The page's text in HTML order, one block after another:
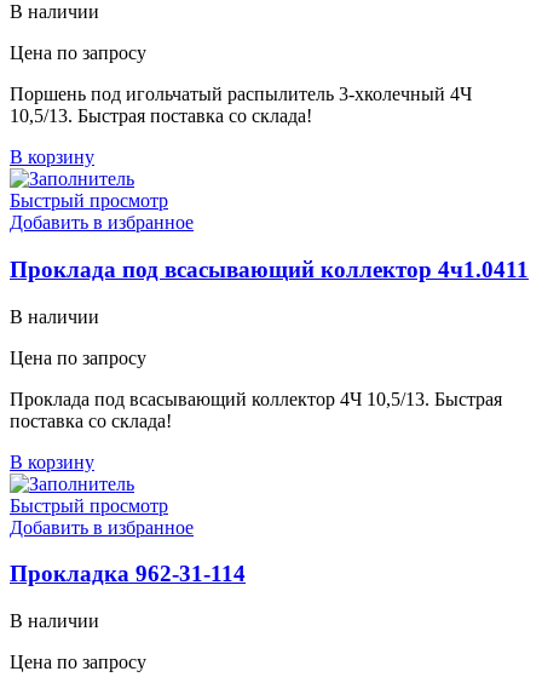
В наличии
Цена по запросу
Поршень под игольчатый распылитель 3-хколечный 4Ч
10,5/13. Быстрая поставка со склада!
В корзину
Быстрый просмотр
Добавить в избранное
Проклада под всасывающий коллектор 4ч1.0411
В наличии
Цена по запросу
Проклада под всасывающий коллектор 4Ч 10,5/13. Быстрая
поставка со склада!
В корзину
Быстрый просмотр
Добавить в избранное
Прокладка 962-31-114
В наличии
Цена по запросу